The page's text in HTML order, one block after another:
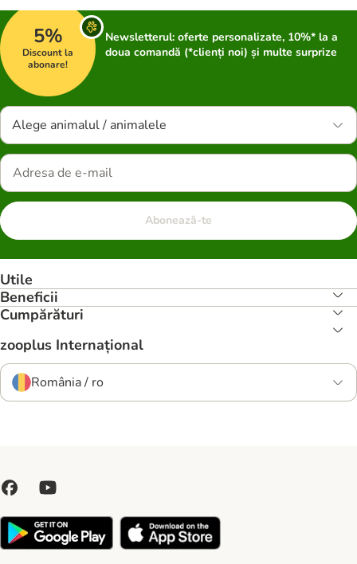
5%
Discount la
abonare!
Newsletterul: oferte personalizate, 10%* la a
doua comandă (*clienți noi) și multe surprize
Alege animalul / animalele
Abonează-te
Utile
Beneficii
Cumpărături
zooplus Internațional
România / ro